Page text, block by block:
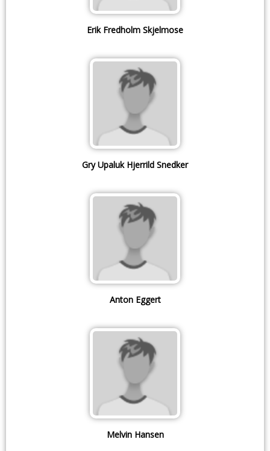
Erik Fredholm Skjelmose
Gry Upaluk Hjerrild Snedker
Anton Eggert
Melvin Hansen